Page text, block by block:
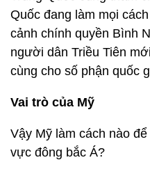
Quốc đang làm mọi
cảnh chính quyền Bình
người dân Triều Tiên
cùng cho số phận quốc
Vai trò của Mỹ
Vậy Mỹ làm cách nào
vực đông bắc Á?